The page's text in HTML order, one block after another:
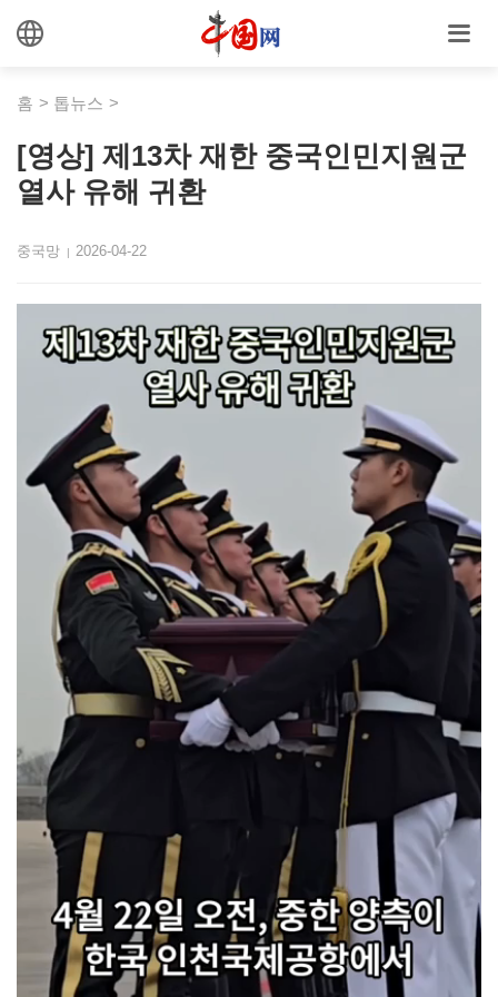
홈 > 톱뉴스 >
[영상] 제13차 재한 중국인민지원군
열사 유해 귀환
중국망 | 2026-04-22